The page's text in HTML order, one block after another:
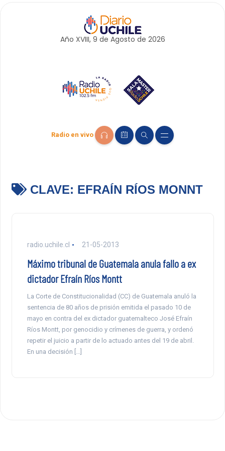
Año XVIII, 9 de Agosto de 2026
Radio en vivo
CLAVE: EFRAÍN RÍOS MONNT
radio.uchile.cl 21-05-2013
Máximo tribunal de Guatemala anula fallo a ex
dictador Efraín Ríos Montt
La Corte de Constitucionalidad (CC) de Guatemala anuló la
sentencia de 80 años de prisión emitida el pasado 10 de
mayo en contra del ex dictador guatemalteco José Efraín
Ríos Montt, por genocidio y crímenes de guerra, y ordenó
repetir el juicio a partir de lo actuado antes del 19 de abril.
En una decisión […]